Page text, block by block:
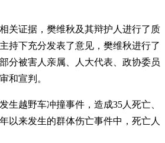
关证据，樊维秋及其辩护人进行了质
持下充分发表了意见，樊维秋进行了
分被害人亲属、人大代表、政协委员
和宣判。
生越野车冲撞事件，造成35人死亡、
以来发生的群体伤亡事件中，死亡人